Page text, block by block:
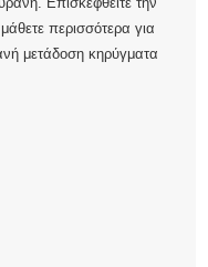
περισσότερα για
μετάδοση κηρύγματα